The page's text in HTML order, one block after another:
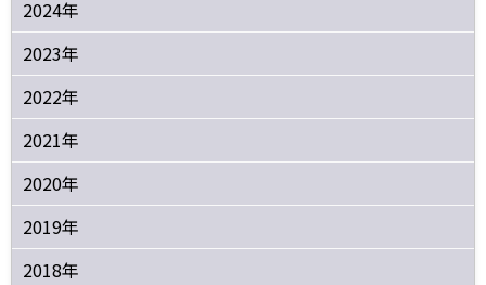
2024年
2023年
2022年
2021年
2020年
2019年
2018年